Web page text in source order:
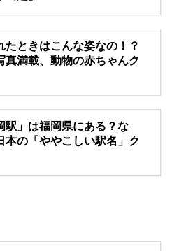
たときはこんな姿なの！？
真満載、動物の赤ちゃんク
駅」は福岡県にある？な
本の「ややこしい駅名」ク